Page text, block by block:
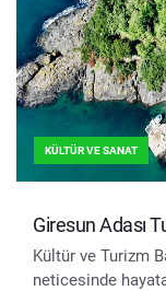
KÜLTÜR VE SANAT
Giresun Adası
Kültür ve Turizm
neticesinde